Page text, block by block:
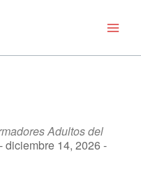
Adultos del
diciembre 14, 2026 -